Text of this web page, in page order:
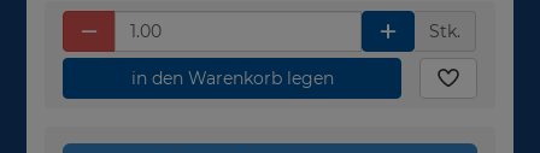
Stk.
in den Warenkorb legen